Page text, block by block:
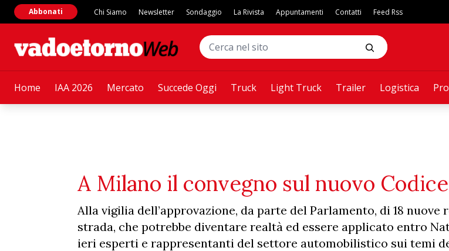
Home IAA 2026 Mercato Succede Oggi Truck Light Truck Trailer Logistica
Abbonati Chi Siamo Newsletter Sondaggio La Rivista Appuntamenti Contatti Feed Rss
A Milano il convegno sul nuovo
Alla vigilia dell’approvazione, da parte del Parlamento, di 18 nuove
strada, che potrebbe diventare realtà ed essere applicato entro
ieri esperti e rappresentanti del settore automobilistico sui temi